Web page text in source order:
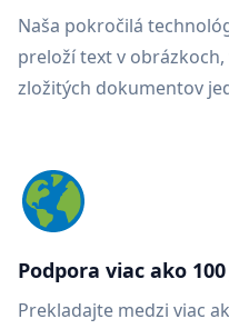
Naša pokročilá
preloží text v
zložitých dokumentov
Podpora viac ako
Prekladajte medzi viac